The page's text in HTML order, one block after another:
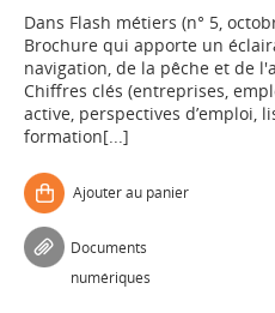
Dans Flash métiers (n° 5,
Brochure qui apporte un
navigation, de la pêche et de
Chiffres clés (entreprises,
active, perspectives d’emploi,
formation[...]
Ajouter au panier
Documents
numériques